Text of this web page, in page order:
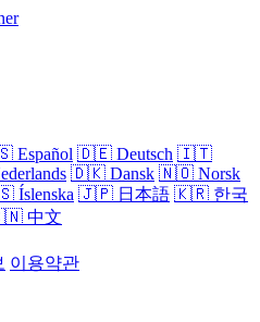
Español 🇩🇪 Deutsch 🇮🇹
🇩🇰 Dansk 🇳🇴 Norsk
Íslenska 🇯🇵 日本語 🇰🇷 한국
中文
이용약관